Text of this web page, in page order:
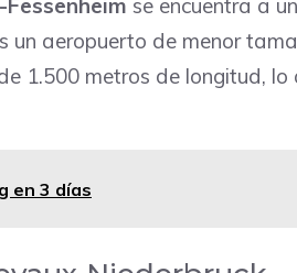
se encuentra a
un aeropuerto de menor
1.500 metros de longitud,
en 3 días